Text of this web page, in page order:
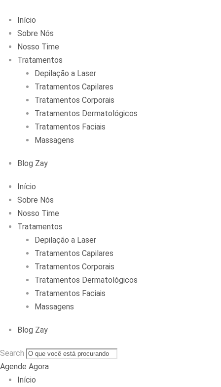
Início
Sobre Nós
Nosso Time
Tratamentos
Depilação a Laser
Tratamentos Capilares
Tratamentos Corporais
Tratamentos Dermatológicos
Tratamentos Faciais
Massagens
Blog Zay
Início
Sobre Nós
Nosso Time
Tratamentos
Depilação a Laser
Tratamentos Capilares
Tratamentos Corporais
Tratamentos Dermatológicos
Tratamentos Faciais
Massagens
Blog Zay
Search
Agende Agora
Início